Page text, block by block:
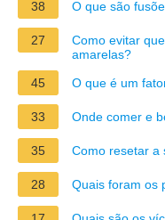
38 O que são
27
Como evitar
amarelas?
45
O que é um
33 Onde comer e
35 Como resetar a
28 Quais foram os